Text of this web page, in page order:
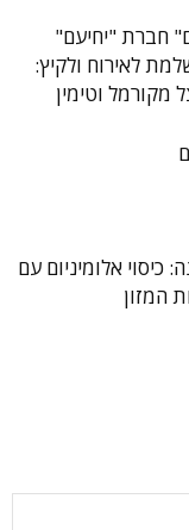
חברת "יחיעם"
לאירוח ולקיץ:
מקורמל וטימין
כיסוי אלומיניום עם
המזון